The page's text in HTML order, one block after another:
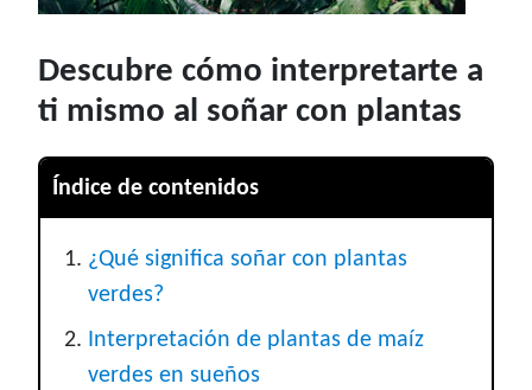
Descubre cómo interpretarte a
ti mismo al soñar con plantas
Índice de contenidos
¿Qué significa soñar con plantas
verdes?
Interpretación de plantas de maíz
verdes en sueños